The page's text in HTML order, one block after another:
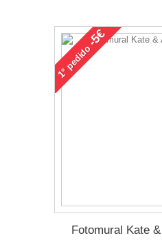
1°
pedido
-5€
Fotomural Kate